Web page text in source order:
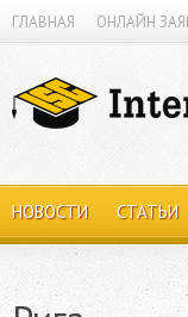
ГЛАВНАЯ ОНЛАЙН
НОВОСТИ СТАТЬИ